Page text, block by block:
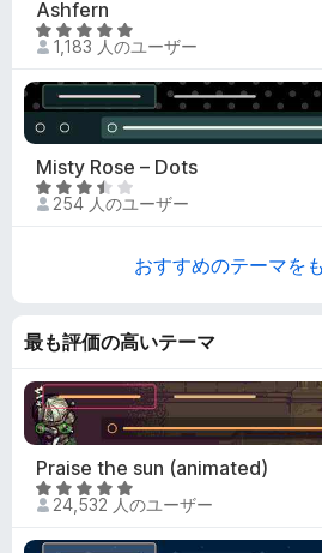
7
の
評
価
Ashfern
5
段
階
中
5
の
評
価
1,183 人のユーザー
Misty Rose – Dots
5
段
5
評
価
254 人のユーザー
おすすめのテーマを
最も評価の高いテーマ
Praise the sun (animated)
5
段
階
24,532 人のユーザー